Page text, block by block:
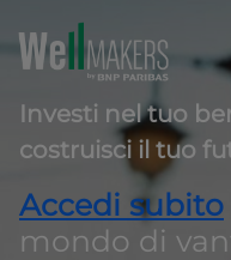
Investi nel tuo
costruisci il tuo
Accedi subito
mondo di